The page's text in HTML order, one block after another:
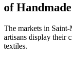
of
The markets in
artisans display their
textiles.